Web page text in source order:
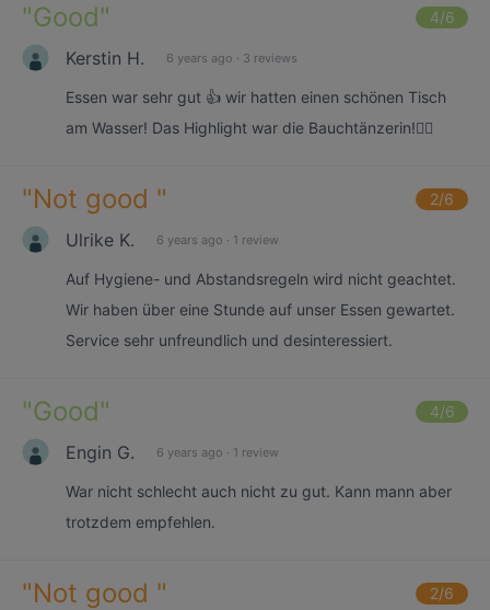
"Good" 4/6
Kerstin H. 6 years ago · 3 reviews
Essen war sehr gut 👍 wir hatten einen schönen Tisch
am Wasser! Das Highlight war die Bauchtänzerin!🙋‍♀️
"Not good " 2/6
Ulrike K. 6 years ago · 1 review
Auf Hygiene- und Abstandsregeln wird nicht geachtet.
Wir haben über eine Stunde auf unser Essen gewartet.
Service sehr unfreundlich und desinteressiert.
"Good" 4/6
Engin G. 6 years ago · 1 review
War nicht schlecht auch nicht zu gut. Kann mann aber
trotzdem empfehlen.
"Not good " 2/6